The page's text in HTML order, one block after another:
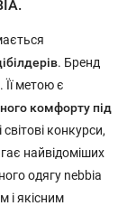
. Бренд
. Її метою є
комфорту під
конкурси,
найвідоміших
одягу nebbia
і якісним